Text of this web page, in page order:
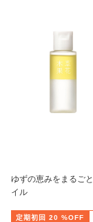
ゆずの恵みをまるご
イル
定期初回 20 %OFF